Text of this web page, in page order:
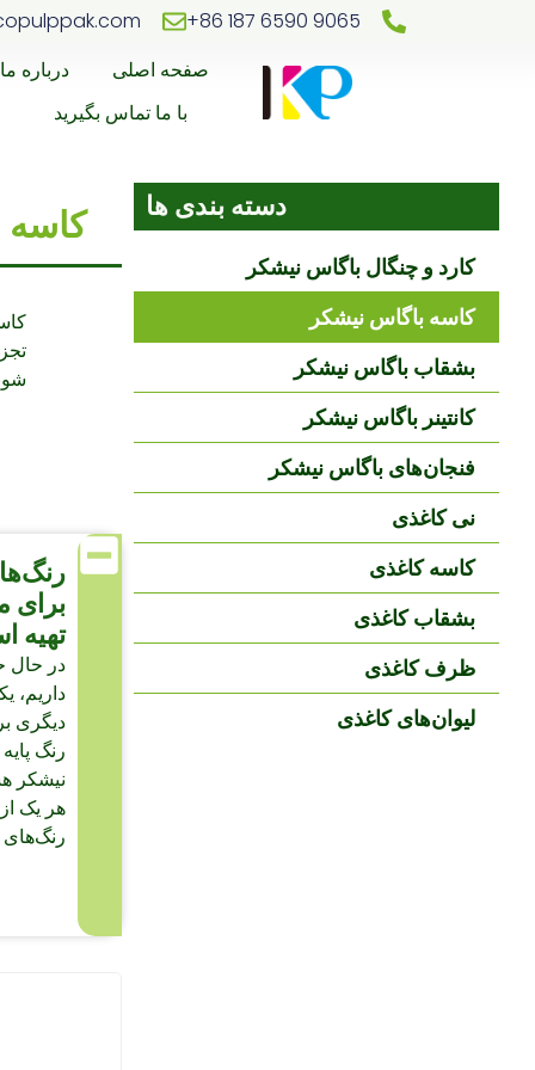
‎+86 187 6590 9065‎
صفحه اصلی
درباره ما
با ما تماس بگیرید
دسته بندی ها
کارد و چنگال باگاس نیشکر
کاسه باگاس نیشکر
بشقاب باگاس نیشکر
کانتینر باگاس نیشکر
فنجان‌های باگاس نیشکر
نی کاغذی
کاسه کاغذی
بشقاب کاغذی
ظرف کاغذی
لیوان‌های کاغذی
برای
تهیه
در حال
داریم،
دیگری
رنگ
نیشکر
هر یک از
رنگ‌های